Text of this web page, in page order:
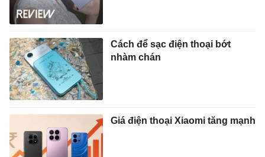
Cách để sạc điện thoại bớt
nhàm chán
Giá điện thoại Xiaomi tăng mạnh